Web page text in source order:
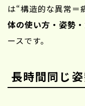
は“構造的な異常＝
体の使い方・姿勢
ースです。
長時間同じ